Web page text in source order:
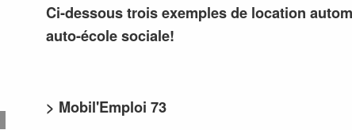
Ci-dessous trois exemples de location
auto-école sociale!
> Mobil'Emploi 73